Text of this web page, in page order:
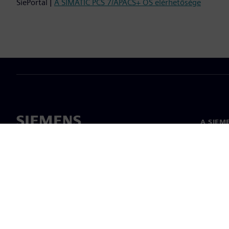
SiePortal | A SIMATIC PCS 7/APACS+ OS elérhetősége
A